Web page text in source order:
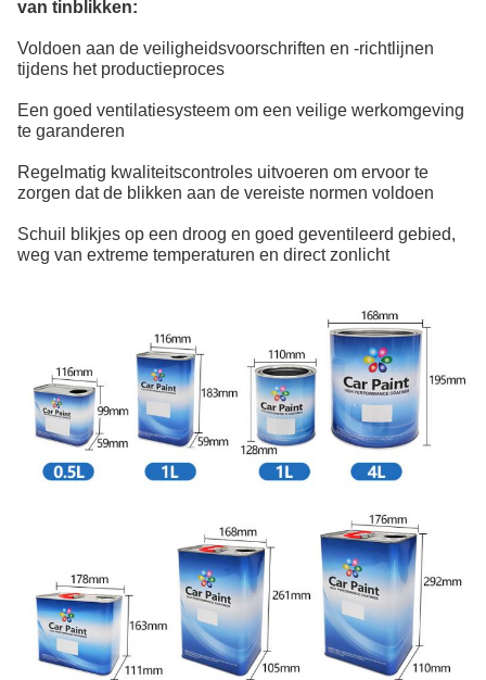
van tinblikken:
Voldoen aan de veiligheidsvoorschriften en -richtlijnen
tijdens het productieproces
Een goed ventilatiesysteem om een veilige werkomgeving
te garanderen
Regelmatig kwaliteitscontroles uitvoeren om ervoor te
zorgen dat de blikken aan de vereiste normen voldoen
Schuil blikjes op een droog en goed geventileerd gebied,
weg van extreme temperaturen en direct zonlicht